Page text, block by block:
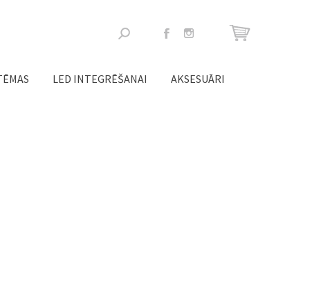
Meklēšanas
LED INTEGRĒŠANAI AKSESUĀRI